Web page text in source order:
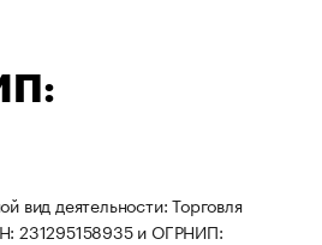
вид деятельности: Торговля
231295158935 и ОГРНИП: